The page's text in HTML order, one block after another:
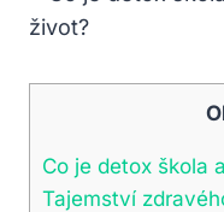
Co je detox škola
Tajemství